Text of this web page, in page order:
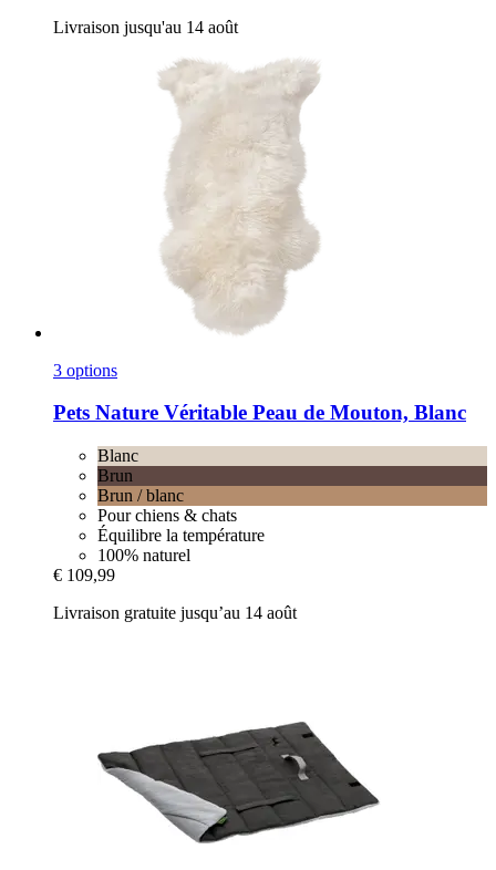
Livraison jusqu'au 14 août
3 options
Pets Nature Véritable Peau de Mouton, Blanc
Blanc
Brun
Brun / blanc
Pour chiens & chats
Équilibre la température
100% naturel
€ 109,99
Livraison gratuite jusqu’au 14 août